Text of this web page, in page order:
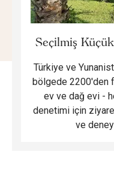
Seçilmiş
Türkiye ve
bölgede 2200'den
ev ve dağ evi -
denetimi için
ve